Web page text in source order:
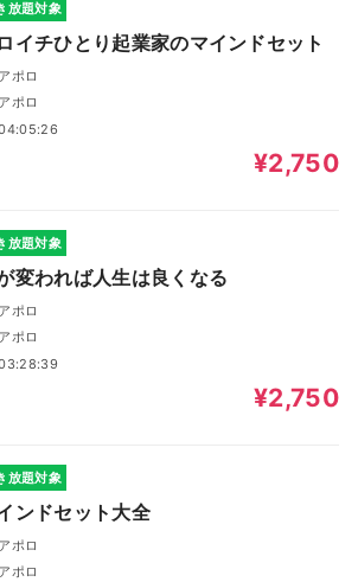
放題対象
イチひとり起業家のマインドセット
アポロ
アポロ
¥2,750
放題対象
変われば人生は良くなる
アポロ
アポロ
¥2,750
放題対象
ンドセット大全
アポロ
アポロ